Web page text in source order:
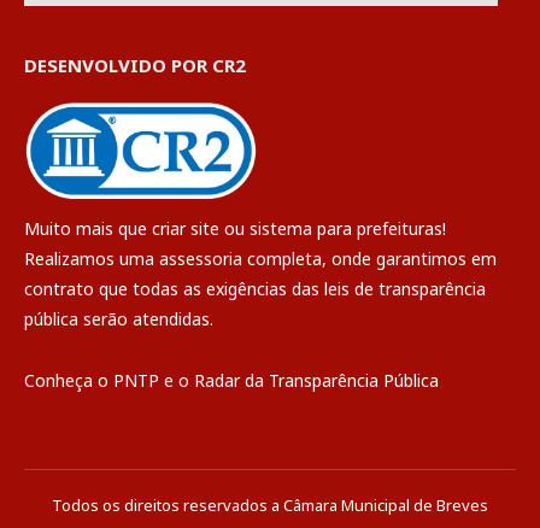
DESENVOLVIDO POR CR2
Muito mais que criar site ou sistema para prefeituras!
Realizamos uma assessoria completa, onde garantimos em
contrato que todas as exigências das leis de transparência
pública serão atendidas.
Conheça o PNTP e o Radar da Transparência Pública
Todos os direitos reservados a Câmara Municipal de Breves